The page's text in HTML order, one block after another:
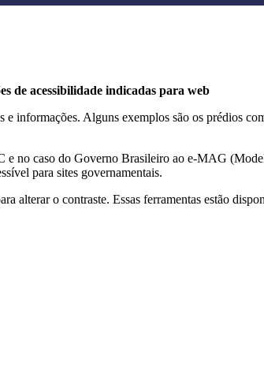
de acessibilidade indicadas para web
informações. Alguns exemplos são os prédios
no caso do Governo Brasileiro ao e-MAG
para sites governamentais.
alterar o contraste. Essas ferramentas estão